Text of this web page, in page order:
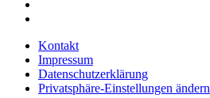
Kontakt
Impressum
Datenschutzerklärung
Privatsphäre-Einstellungen ändern